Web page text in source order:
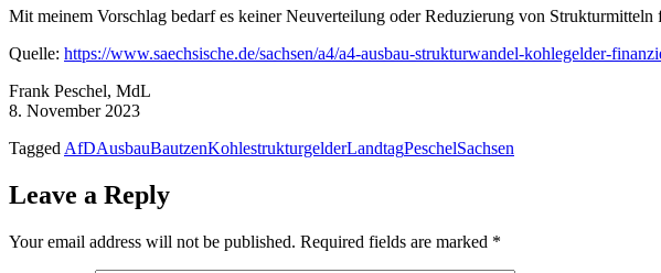
Mit meinem Vorschlag bedarf es keiner Neuverteilung oder Reduzierung von Strukturmitteln
Quelle: https://www.saechsische.de/sachsen/a4/a4-ausbau-strukturwandel-kohlegelder-
Frank Peschel, MdL
8. November 2023
Tagged AfDAusbauBautzenKohlestrukturgelderLandtagPeschelSachsen
Leave a Reply
Your email address will not be published. Required fields are marked *